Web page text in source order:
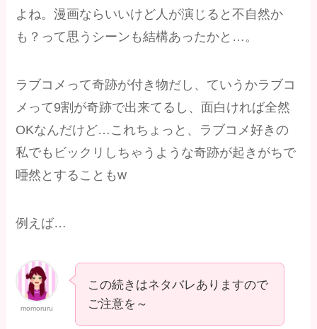
よね。漫画ならいいけど人が演じると不自然か
も？って思うシーンも結構あったかと…。
ラブコメって奇跡が付き物だし、ていうかラブコ
メって9割が奇跡で出来てるし、面白ければ全然
OKなんだけど…これちょっと、ラブコメ好きの
私でもビックリしちゃうような奇跡が起きがちで
唖然とすることもw
例えば…
momoruru
この続きはネタバレありますので
ご注意を～